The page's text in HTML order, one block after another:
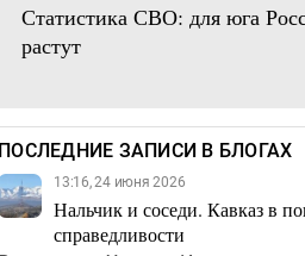
Статистика СВО: для юга
растут
ПОСЛЕДНИЕ ЗАПИСИ В БЛОГАХ
13:16, 24 июня 2026
Нальчик и соседи. Кавказ в
справедливости